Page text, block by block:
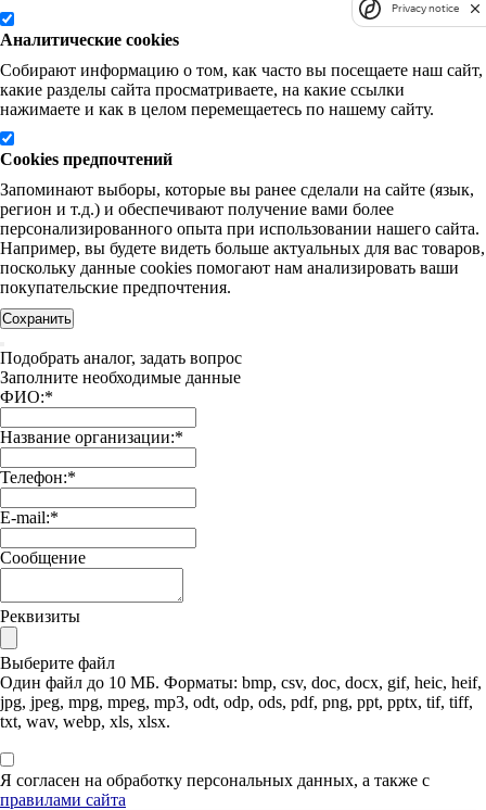
Аналитические cookies
Собирают информацию о том, как часто вы посещаете наш сайт,
какие разделы сайта просматриваете, на какие ссылки
нажимаете и как в целом перемещаетесь по нашему сайту.
Cookies предпочтений
Запоминают выборы, которые вы ранее сделали на сайте (язык,
регион и т.д.) и обеспечивают получение вами более
персонализированного опыта при использовании нашего сайта.
Например, вы будете видеть больше актуальных для вас товаров,
поскольку данные cookies помогают нам анализировать ваши
покупательские предпочтения.
Сохранить
Подобрать аналог, задать вопрос
Заполните необходимые данные
ФИО:*
Название организации:*
Телефон:*
E-mail:*
Сообщение
Реквизиты
Выберите файл
Один файл до 10 МБ. Форматы: bmp, csv, doc, docx, gif, heic, heif,
jpg, jpeg, mpg, mpeg, mp3, odt, odp, ods, pdf, png, ppt, pptx, tif, tiff,
txt, wav, webp, xls, xlsx.
Я согласен на обработку персональных данных, а также с
правилами сайта
Privacy notice